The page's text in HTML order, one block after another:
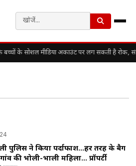
बच्चों के सोशल मीडिया अकाउंट पर लग सकती है रोक,
पुलिस ने किया पर्दाफाश…हर तरह के बैग
की भोली-भाली महिला… प्रॉपर्टी